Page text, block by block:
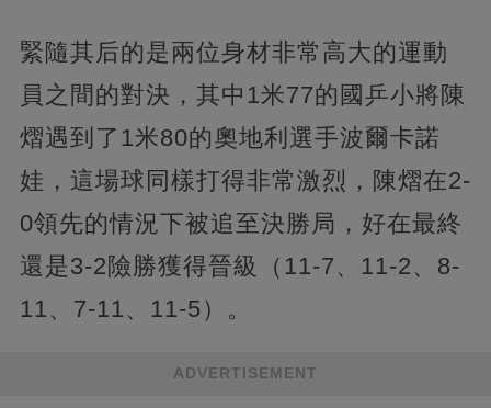
緊隨其后的是兩位身材非常高大的運動
員之間的對決，其中1米77的國乒小將陳
熠遇到了1米80的奧地利選手波爾卡諾
娃，這場球同樣打得非常激烈，陳熠在2-
0領先的情況下被追至決勝局，好在最終
還是3-2險勝獲得晉級（11-7、11-2、8-
11、7-11、11-5）。
ADVERTISEMENT